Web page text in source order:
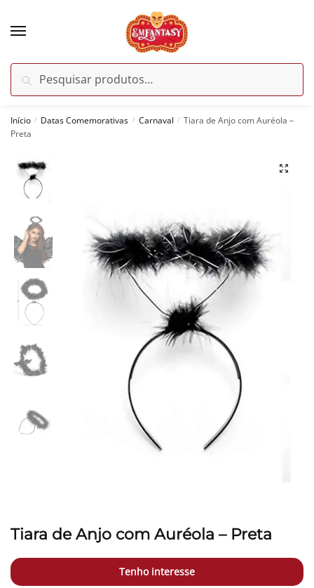
por:
Pesquisar
Início / Datas Comemorativas / Carnaval / Tiara de Anjo com Auréola –
Preta
Tiara de Anjo com Auréola – Preta
Tenho interesse